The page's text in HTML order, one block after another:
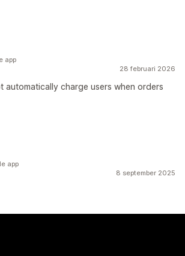
28 februari 2026
automatically charge users when orders
app
8 september 2025
app